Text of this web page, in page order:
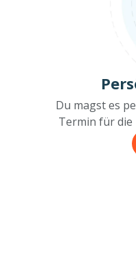
Du magst es
Termin für